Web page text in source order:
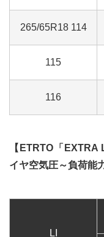
265/65R18 114
115
116
【ETRTO「
イヤ空気圧～負荷能
LI